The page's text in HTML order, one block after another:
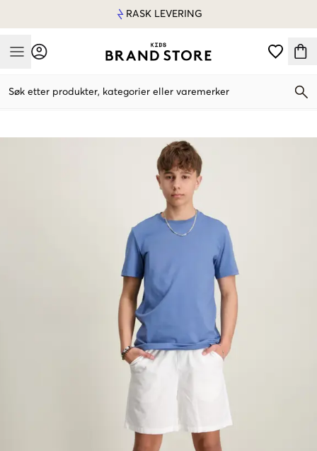
RASK LEVERING
Mobile Menu
Søk etter produkter, kategorier eller varemerker